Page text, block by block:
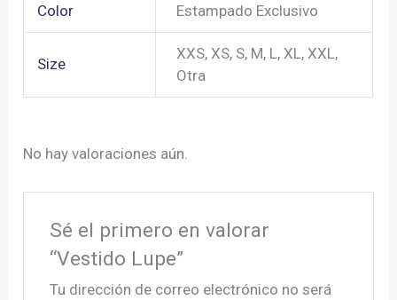
Color Estampado Exclusivo
Size
XXS, XS, S, M, L, XL, XXL,
Otra
No hay valoraciones aún.
Sé el primero en valorar
“Vestido Lupe”
Tu dirección de correo electrónico no será